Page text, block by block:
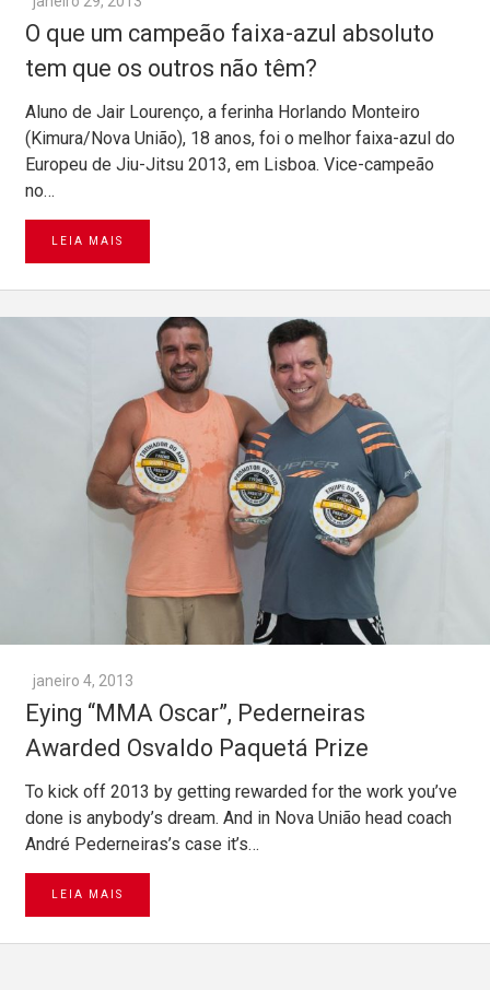
O que um campeão faixa-azul absoluto
tem que os outros não têm?
Aluno de Jair Lourenço, a ferinha Horlando Monteiro
(Kimura/Nova União), 18 anos, foi o melhor faixa-azul do
Europeu de Jiu-Jitsu 2013, em Lisboa. Vice-campeão
no…
LEIA MAIS
janeiro 4, 2013
Eying “MMA Oscar”, Pederneiras
Awarded Osvaldo Paquetá Prize
To kick off 2013 by getting rewarded for the work you’ve
done is anybody’s dream. And in Nova União head coach
André Pederneiras’s case it’s…
LEIA MAIS